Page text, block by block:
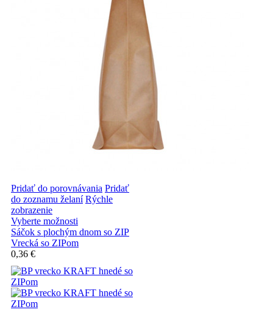
Pridať do porovnávania Pridať
do zoznamu želaní Rýchle
zobrazenie
Vyberte možnosti
Sáčok s plochým dnom so ZIP
Vrecká so ZIPom
0,36 €